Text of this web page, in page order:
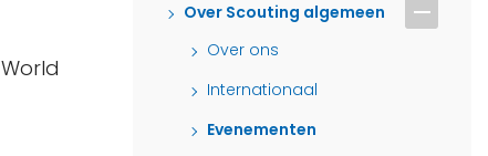
Over Scouting algemeen
Over ons
Internationaal
Evenementen